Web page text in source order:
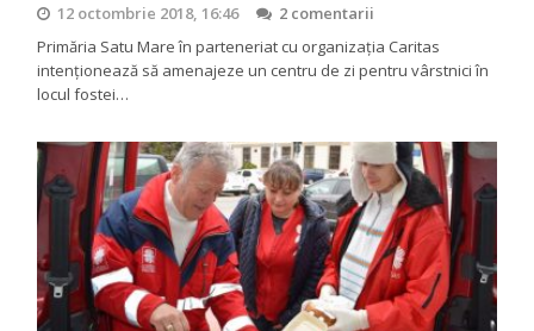
12 octombrie 2018, 16:46
2 comentarii
Primăria Satu Mare în parteneriat cu organizaţia Caritas
intenţionează să amenajeze un centru de zi pentru vârstnici în
locul fostei…